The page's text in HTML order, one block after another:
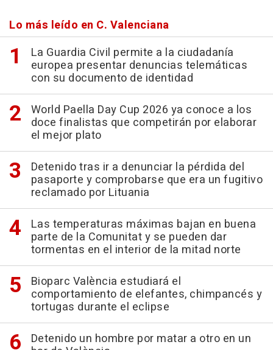
Lo más leído en C. Valenciana
La Guardia Civil permite a la ciudadanía
europea presentar denuncias telemáticas
con su documento de identidad
World Paella Day Cup 2026 ya conoce a los
doce finalistas que competirán por elaborar
el mejor plato
Detenido tras ir a denunciar la pérdida del
pasaporte y comprobarse que era un fugitivo
reclamado por Lituania
Las temperaturas máximas bajan en buena
parte de la Comunitat y se pueden dar
tormentas en el interior de la mitad norte
Bioparc València estudiará el
comportamiento de elefantes, chimpancés y
tortugas durante el eclipse
Detenido un hombre por matar a otro en un